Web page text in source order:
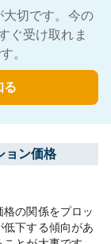
大切です。今の
ぐ受け取れま
。
る
ョン価格
の関係をプロッ
低下する傾向があ